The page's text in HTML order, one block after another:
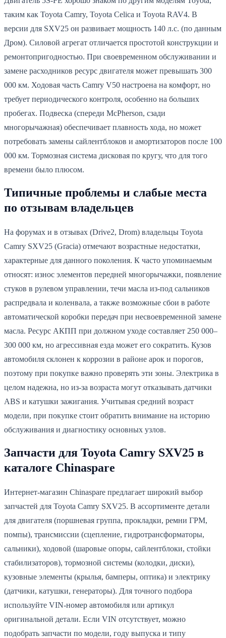
таким как Toyota Camry, Toyota Celica и Toyota RAV4. В
версии для SXV25 он развивает мощность 140 л.с. (по данным
Дром). Силовой агрегат отличается простотой конструкции и
ремонтопригодностью. При своевременном обслуживании и
замене расходников ресурс двигателя может превышать 300
000 км. Ходовая часть Camry V50 настроена на комфорт, но
требует периодического контроля, особенно на больших
пробегах. Подвеска (спереди McPherson, сзади
многорычажная) обеспечивает плавность хода, но может
потребовать замены сайлентблоков и амортизаторов после 100
000 км. Тормозная система дисковая по кругу, что для того
времени было плюсом.
Типичные проблемы и слабые места
по отзывам владельцев
На форумах и в отзывах (Drive2, Drom) владельцы Toyota
Camry SXV25 (Gracia) отмечают возрастные недостатки,
характерные для данного поколения. К часто упоминаемым
относят: износ элементов передней многорычажки, появление
стуков в рулевом управлении, течи масла из-под сальников
распредвала и коленвала, а также возможные сбои в работе
автоматической коробки передач при несвоевременной замене
масла. Ресурс АКПП при должном уходе составляет 250 000–
300 000 км, но агрессивная езда может его сократить. Кузов
автомобиля склонен к коррозии в районе арок и порогов,
поэтому при покупке важно проверять эти зоны. Электрика в
целом надежна, но из-за возраста могут отказывать датчики
ABS и катушки зажигания. Учитывая средний возраст
модели, при покупке стоит обратить внимание на историю
обслуживания и диагностику основных узлов.
Запчасти для Toyota Camry SXV25 в
каталоге Chinaspare
Интернет-магазин Chinaspare предлагает широкий выбор
запчастей для Toyota Camry SXV25. В ассортименте детали
для двигателя (поршневая группа, прокладки, ремни ГРМ,
помпы), трансмиссии (сцепление, гидротрансформаторы,
сальники), ходовой (шаровые опоры, сайлентблоки, стойки
стабилизаторов), тормозной системы (колодки, диски),
кузовные элементы (крылья, бамперы, оптика) и электрику
(датчики, катушки, генераторы). Для точного подбора
используйте VIN-номер автомобиля или артикул
оригинальной детали. Если VIN отсутствует, можно
подобрать запчасти по модели, году выпуска и типу